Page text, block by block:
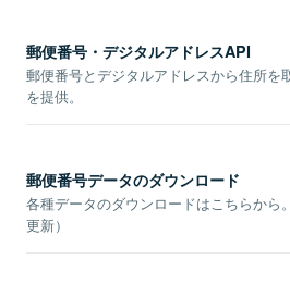
郵便番号・デジタルアドレスAPI
郵便番号とデジタルアドレスから住所を
を提供。
郵便番号データのダウンロード
各種データのダウンロードはこちらから
更新）